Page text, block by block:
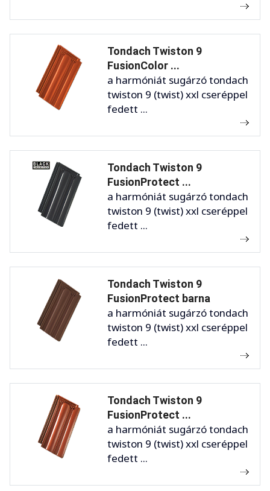
Tondach Twiston 9
FusionColor ...
a harmóniát sugárzó tondach
twiston 9 (twist) xxl cseréppel
fedett ...
Tondach Twiston 9
FusionProtect ...
a harmóniát sugárzó tondach
twiston 9 (twist) xxl cseréppel
fedett ...
Tondach Twiston 9
FusionProtect barna
a harmóniát sugárzó tondach
twiston 9 (twist) xxl cseréppel
fedett ...
Tondach Twiston 9
FusionProtect ...
a harmóniát sugárzó tondach
twiston 9 (twist) xxl cseréppel
fedett ...